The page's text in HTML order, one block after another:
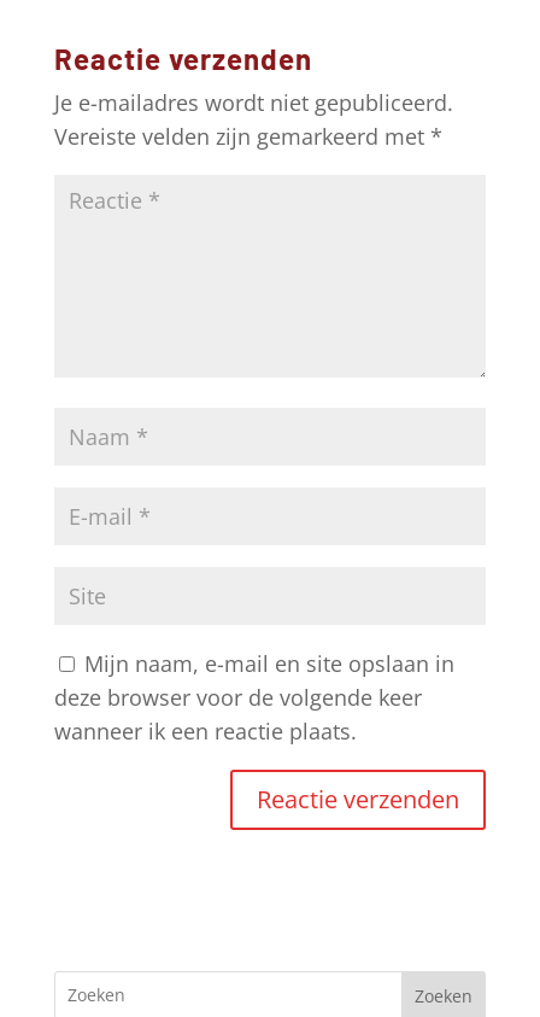
Reactie verzenden
Je e-mailadres wordt niet gepubliceerd.
Vereiste velden zijn gemarkeerd met *
Mijn naam, e-mail en site opslaan in
deze browser voor de volgende keer
wanneer ik een reactie plaats.
r
Zoeken